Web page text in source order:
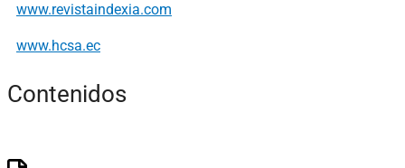
www.revistaindexia.com
www.hcsa.ec
Contenidos